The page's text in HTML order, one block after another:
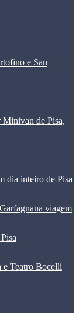
e San
de Pisa,
dia inteiro de Pisa
viagem
Teatro Bocelli